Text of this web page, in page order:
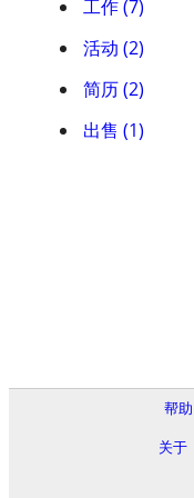
工作 (7)
活动 (2)
简历 (2)
出售 (1)
帮助
关于